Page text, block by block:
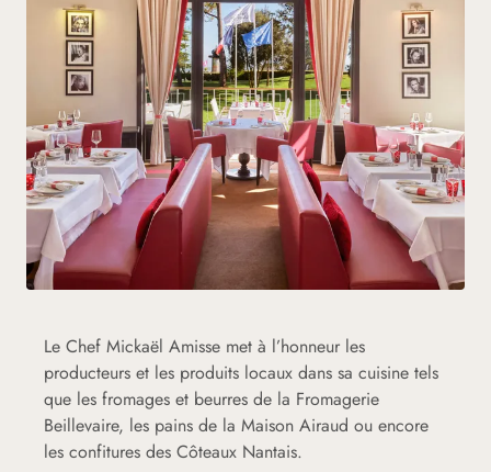
Le Chef Mickaël Amisse met à l’honneur les
producteurs et les produits locaux dans sa cuisine tels
que les fromages et beurres de la Fromagerie
Beillevaire, les pains de la Maison Airaud ou encore
les confitures des Côteaux Nantais.